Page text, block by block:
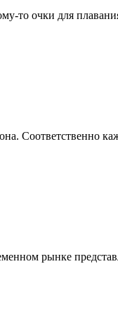
то очки для
Соответственно
рынке